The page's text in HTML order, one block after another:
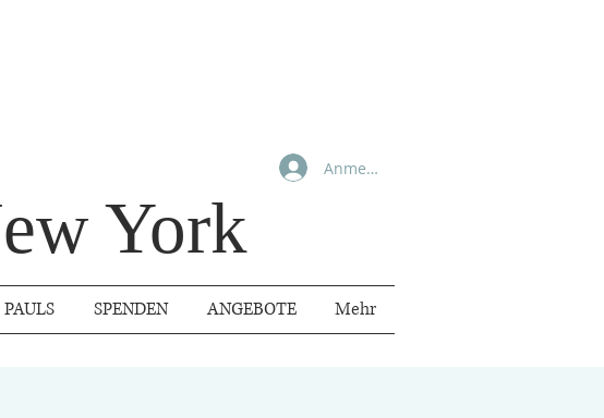
York
Anmelden
SPENDEN ANGEBOTE Mehr